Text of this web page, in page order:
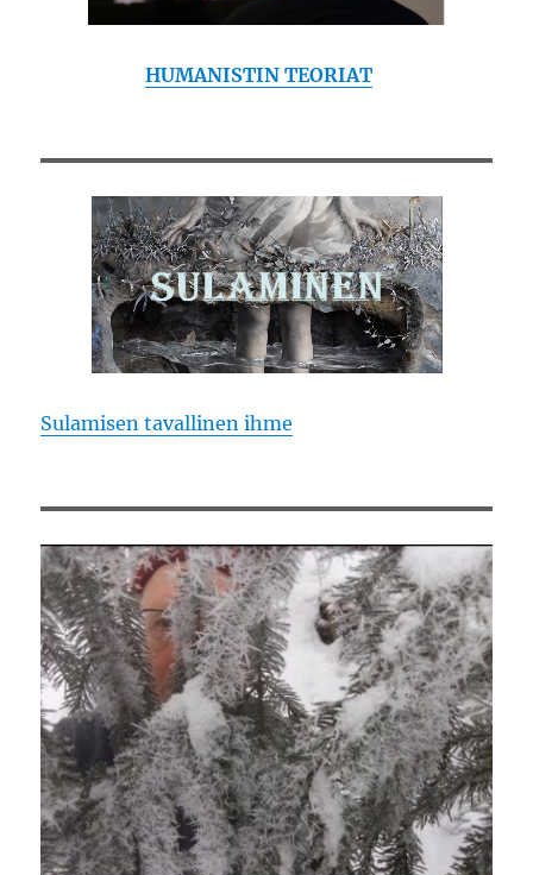
HUMANISTIN TEORIAT
Sulamisen tavallinen ihme